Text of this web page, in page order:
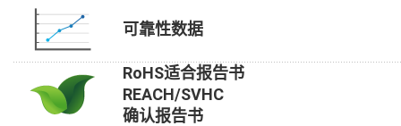
可靠性数据
RoHS适合报告书
REACH/SVHC
确认报告书